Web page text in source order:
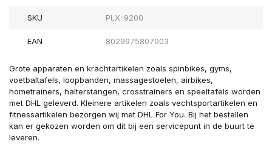
SKU PLX-9200
EAN 8029975807003
Grote apparaten en krachtartikelen zoals spinbikes, gyms,
voetbaltafels, loopbanden, massagestoelen, airbikes,
hometrainers, halterstangen, crosstrainers en speeltafels worden
met DHL geleverd. Kleinere artikelen zoals vechtsportartikelen en
fitnessartikelen bezorgen wij met DHL For You. Bij het bestellen
kan er gekozen worden om dit bij een servicepunt in de buurt te
leveren.